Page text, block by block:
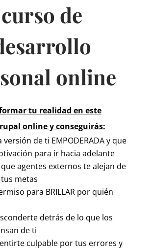
curso de
online
tu realidad en este
online y conseguirás:
versión de ti EMPODERADA y que
para ir hacia adelante
agentes externos te alejan de
metas
para BRILLAR por quién
detrás de lo que los
de ti
culpable por tus errores y